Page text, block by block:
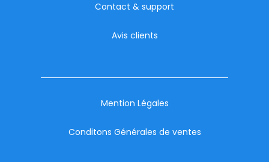
Contact & support
Avis clients
Mention Légales
Conditons Générales de ventes